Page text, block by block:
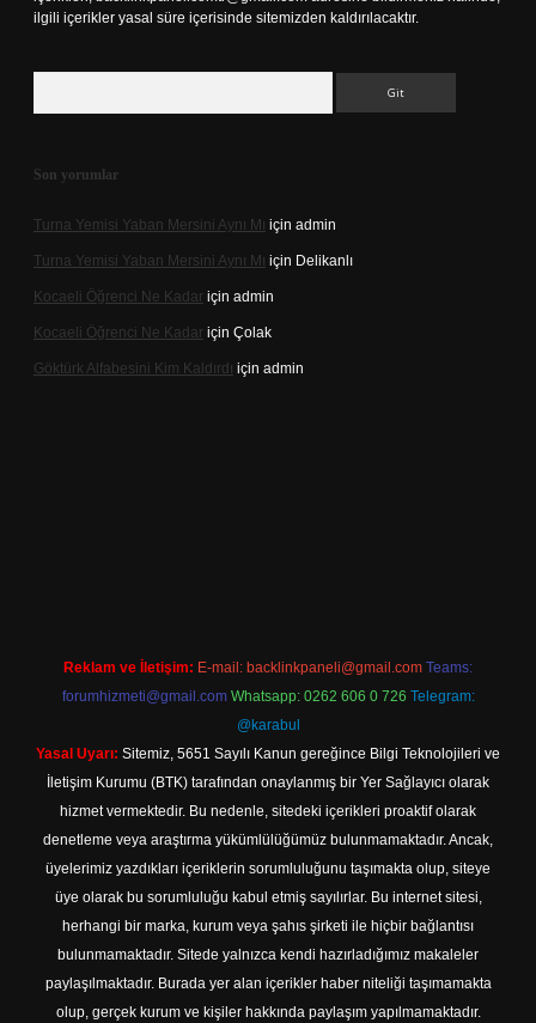
ilgili içerikler yasal süre içerisinde sitemizden kaldırılacaktır.
Son yorumlar
Turna Yemisi Yaban Mersini Aynı Mı için admin
Turna Yemisi Yaban Mersini Aynı Mı için Delikanlı
Kocaeli Öğrenci Ne Kadar için admin
Kocaeli Öğrenci Ne Kadar için Çolak
Göktürk Alfabesini Kim Kaldırdı için admin
Reklam ve İletişim: E-mail: backlinkpaneli@gmail.com Teams:
forumhizmeti@gmail.com Whatsapp: 0262 606 0 726 Telegram:
@karabul
Yasal Uyarı: Sitemiz, 5651 Sayılı Kanun gereğince Bilgi Teknolojileri ve
İletişim Kurumu (BTK) tarafından onaylanmış bir Yer Sağlayıcı olarak
hizmet vermektedir. Bu nedenle, sitedeki içerikleri proaktif olarak
denetleme veya araştırma yükümlülüğümüz bulunmamaktadır. Ancak,
üyelerimiz yazdıkları içeriklerin sorumluluğunu taşımakta olup, siteye
üye olarak bu sorumluluğu kabul etmiş sayılırlar. Bu internet sitesi,
herhangi bir marka, kurum veya şahıs şirketi ile hiçbir bağlantısı
bulunmamaktadır. Sitede yalnızca kendi hazırladığımız makaleler
paylaşılmaktadır. Burada yer alan içerikler haber niteliği taşımamakta
olup, gerçek kurum ve kişiler hakkında paylaşım yapılmamaktadır.